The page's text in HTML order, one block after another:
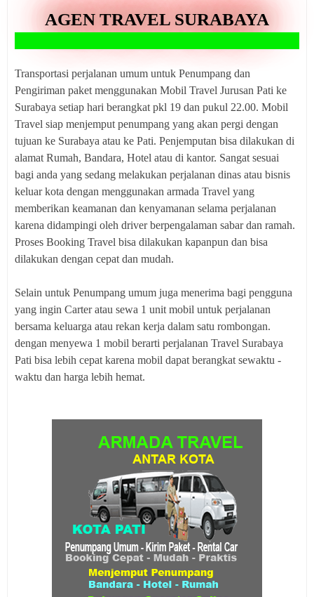
AGEN TRAVEL SURABAYA
Transportasi perjalanan umum untuk Penumpang dan
Pengiriman paket menggunakan Mobil Travel Jurusan Pati ke
Surabaya setiap hari berangkat pkl 19 dan pukul 22.00. Mobil
Travel siap menjemput penumpang yang akan pergi dengan
tujuan ke Surabaya atau ke Pati. Penjemputan bisa dilakukan di
alamat Rumah, Bandara, Hotel atau di kantor. Sangat sesuai
bagi anda yang sedang melakukan perjalanan dinas atau bisnis
keluar kota dengan menggunakan armada Travel yang
memberikan keamanan dan kenyamanan selama perjalanan
karena didampingi oleh driver berpengalaman sabar dan ramah.
Proses Booking Travel bisa dilakukan kapanpun dan bisa
dilakukan dengan cepat dan mudah.
Selain untuk Penumpang umum juga menerima bagi pengguna
yang ingin Carter atau sewa 1 unit mobil untuk perjalanan
bersama keluarga atau rekan kerja dalam satu rombongan.
dengan menyewa 1 mobil berarti perjalanan Travel Surabaya
Pati bisa lebih cepat karena mobil dapat berangkat sewaktu -
waktu dan harga lebih hemat.